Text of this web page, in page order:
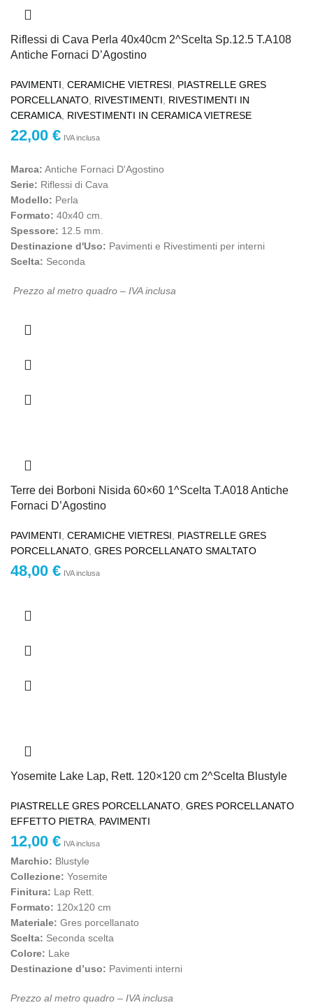
Riflessi di Cava Perla 40x40cm 2^Scelta Sp.12.5 T.A108
Antiche Fornaci D’Agostino
PAVIMENTI CERAMICHE VIETRESI
PIASTRELLE GRES
PORCELLANATO RIVESTIMENTI
RIVESTIMENTI IN
CERAMICA RIVESTIMENTI IN CERAMICA VIETRESE
22,00 € IVA inclusa
Marca: Antiche Fornaci D'Agostino
Serie: Riflessi di Cava
Modello: Perla
Formato: 40x40 cm.
Spessore: 12.5 mm.
Destinazione d'Uso: Pavimenti e Rivestimenti per interni
Scelta: Seconda
Prezzo al metro quadro – IVA inclusa
Terre dei Borboni Nisida 60×60 1^Scelta T.A018 Antiche
Fornaci D’Agostino
PAVIMENTI CERAMICHE VIETRESI
PIASTRELLE GRES
PORCELLANATO GRES PORCELLANATO SMALTATO
48,00 € IVA inclusa
Yosemite Lake Lap, Rett. 120×120 cm 2^Scelta Blustyle
PIASTRELLE GRES PORCELLANATO GRES PORCELLANATO
EFFETTO PIETRA PAVIMENTI
12,00 € IVA inclusa
Marchio: Blustyle
Collezione: Yosemite
Finitura: Lap Rett.
Formato: 120x120 cm
Materiale: Gres porcellanato
Scelta: Seconda scelta
Colore: Lake
Destinazione d’uso: Pavimenti interni
Prezzo al metro quadro – IVA inclusa